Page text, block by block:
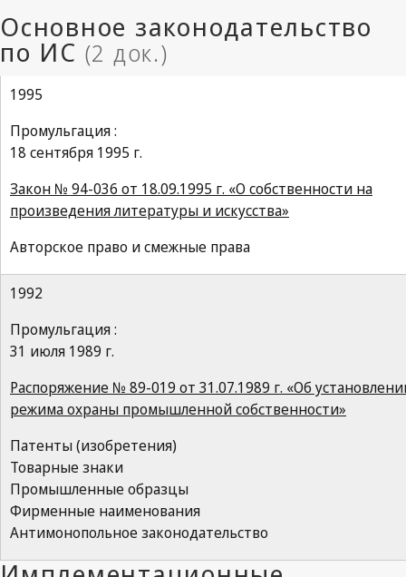
1995
Промульгация :
18 сентября 1995 г.
Закон № 94-036 от 18.09.1995 г. «О собственности на
произведения литературы и искусства»
Авторское право и смежные права
1992
Промульгация :
31 июля 1989 г.
Распоряжение № 89-019 от 31.07.1989 г. «Об
режима охраны промышленной собственности»
Патенты (изобретения)
Товарные знаки
Промышленные образцы
Фирменные наименования
Антимонопольное законодательство